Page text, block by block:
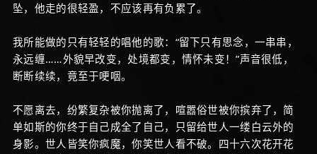
坠，他走的很轻盈，不应该再有负累了。
我所能做的只有轻轻的唱他的歌：“留下只有思念，一串串，
永远缠……外貌早改变，处境都变，情怀未变！”声音很低，
断断续续，竟至于哽咽。
不愿离去，纷繁复杂被你抛离了，喧嚣俗世被你摈弃了，简
单如斯的你终于自己成全了自己，只留给世人一缕白云外的
身影。世人皆笑你疯魔，你笑世人看不破。四十六次花开花